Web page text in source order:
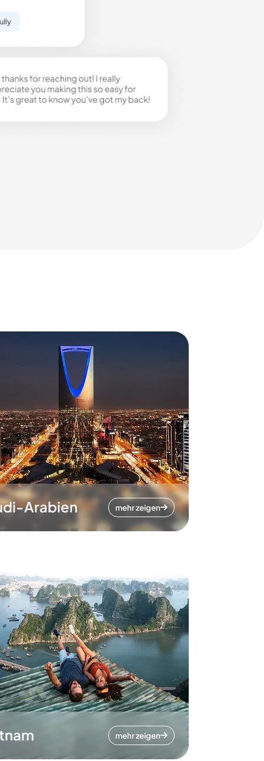
Arabien mehr zeigen
mehr zeigen